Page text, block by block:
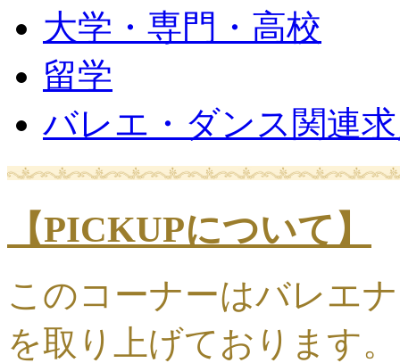
大学・専門・高校
留学
バレエ・ダンス関連
【PICKUPについて】
このコーナーはバレエ
を取り上げております。